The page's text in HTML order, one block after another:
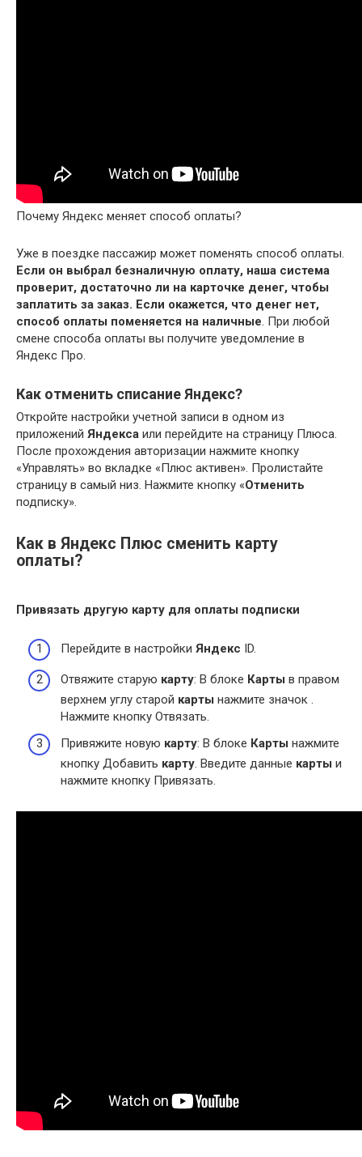
Почему Яндекс меняет способ оплаты?
Уже в поездке пассажир может поменять способ оплаты.
Если он выбрал безналичную оплату, наша система
проверит, достаточно ли на карточке денег, чтобы
заплатить за заказ. Если окажется, что денег нет,
способ оплаты поменяется на наличные. При любой
смене способа оплаты вы получите уведомление в
Яндекс Про.
Как отменить списание Яндекс?
Откройте настройки учетной записи в одном из
приложений Яндекса или перейдите на страницу Плюса.
После прохождения авторизации нажмите кнопку
«Управлять» во вкладке «Плюс активен». Пролистайте
страницу в самый низ. Нажмите кнопку «Отменить
подписку».
Как в Яндекс Плюс сменить карту
оплаты?
Привязать другую карту для оплаты подписки
Перейдите в настройки Яндекс ID.
Отвяжите старую карту: В блоке Карты в правом
верхнем углу старой карты нажмите значок .
Нажмите кнопку Отвязать.
Привяжите новую карту: В блоке Карты нажмите
кнопку Добавить карту. Введите данные карты и
нажмите кнопку Привязать.